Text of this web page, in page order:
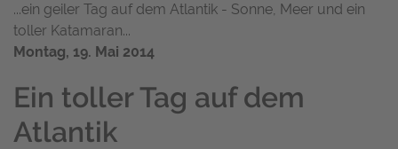
...ein geiler Tag auf dem Atlantik - Sonne, Meer und ein
toller Katamaran...
Montag, 19. Mai 2014
Ein toller Tag auf dem
Atlantik